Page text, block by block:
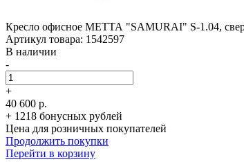
Кресло офисное МЕТТА "SAMURAI" S-1.04,
Артикул товара: 1542597
В наличии
-
+
40 600 р.
+ 1218 бонусных рублей
Цена для розничных покупателей
Продолжить покупки
Перейти в корзину